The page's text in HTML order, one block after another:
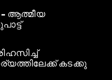
ആത്മീയ
കടക്കു